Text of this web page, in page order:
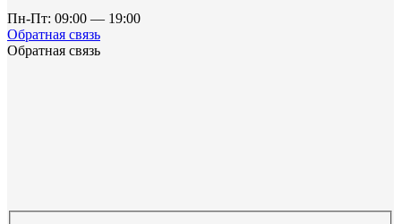
Пн-Пт: 09:00 — 19:00
Обратная связь
Обратная связь